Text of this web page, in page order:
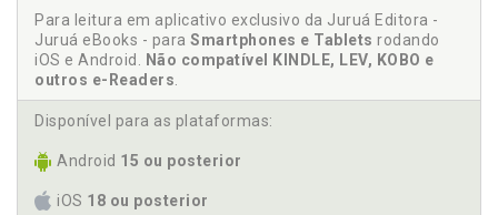
Estratégias de investimento para iniciantes, p. 53
F
Fonte de renda. Construindo múltiplas fontes de
renda, p. 65
G
Para leitura em aplicativo exclusivo da Juruá Editora -
Juruá eBooks - para Smartphones e Tablets rodando
iOS e Android. Não compatível KINDLE, LEV, KOBO e
outros e-Readers.
Disponível para as plataformas:
Android 15 ou posterior
iOS 18 ou posterior